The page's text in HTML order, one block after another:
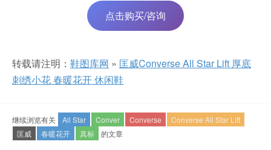
点击购买/咨询
转载请注明： 鞋图库网 » 匡威Converse All Star Lift 厚底
刺绣小花 春暖花开 休闲鞋
继续浏览有关 All Star Conver Converse
Converse All Star Lift
匡威
春暖花开 真标 的文章